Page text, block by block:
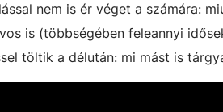
nem is ér véget a számára:
is (többségében feleannyi
töltik a délután: mi mást is